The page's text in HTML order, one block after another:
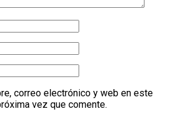
correo electrónico y web en este
vez que comente.